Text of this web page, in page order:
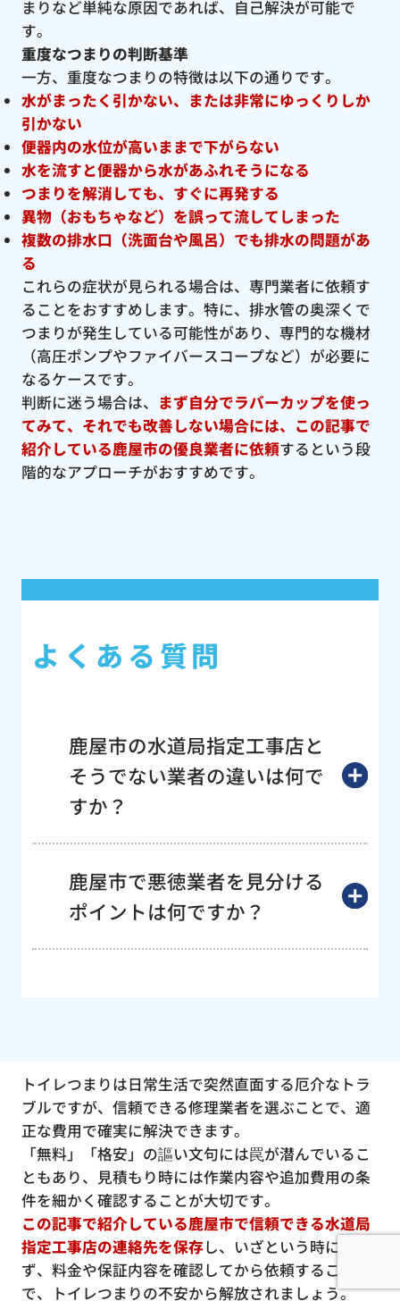
まりなど単純な原因であれば、自己解決が可能で
す。
重度なつまりの判断基準
一方、重度なつまりの特徴は以下の通りです。
水がまったく引かない、または非常にゆっくりしか
引かない
便器内の水位が高いままで下がらない
水を流すと便器から水があふれそうになる
つまりを解消しても、すぐに再発する
異物（おもちゃなど）を誤って流してしまった
複数の排水口（洗面台や風呂）でも排水の問題があ
る
これらの症状が見られる場合は、専門業者に依頼す
ることをおすすめします。特に、排水管の奥深くで
つまりが発生している可能性があり、専門的な機材
（高圧ポンプやファイバースコープなど）が必要に
なるケースです。
判断に迷う場合は、 まず自分でラバーカップを使っ
てみて、それでも改善しない場合には、この記事で
紹介している鹿屋市の優良業者に依頼するという段
階的なアプローチがおすすめです。
よくある質問
鹿屋市の水道局指定工事店と
そうでない業者の違いは何で
すか？
鹿屋市で悪徳業者を見分ける
ポイントは何ですか？
トイレつまりは日常生活で突然直面する厄介なトラ
ブルですが、信頼できる修理業者を選ぶことで、適
正な費用で確実に解決できます。
「無料」「格安」の謳い文句には罠が潜んでいるこ
ともあり、見積もり時には作業内容や追加費用の条
件を細かく確認することが大切です。
この記事で紹介している鹿屋市で信頼できる水道局
指定工事店の連絡先を保存し、いざという時に慌て
ず、料金や保証内容を確認してから依頼すること
で、トイレつまりの不安から解放されましょう。